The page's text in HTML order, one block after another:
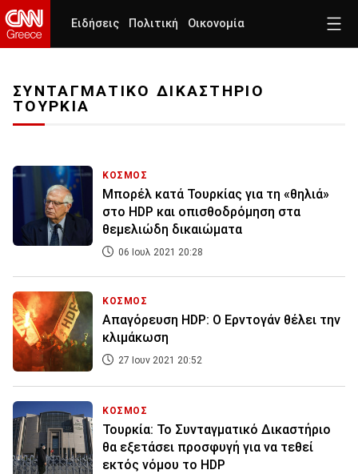
Ειδήσεις Πολιτική Οικονομία
ΣΥΝΤΑΓΜΑΤΙΚΟ ΔΙΚΑΣΤΗΡΙΟ
ΤΟΥΡΚΙΑ
ΚΟΣΜΟΣ
Μπορέλ κατά Τουρκίας για τη «θηλιά»
στο HDP και οπισθοδρόμηση στα
θεμελιώδη δικαιώματα
06 Ιουλ 2021 20:28
ΚΟΣΜΟΣ
Απαγόρευση HDP: Ο Ερντογάν θέλει την
κλιμάκωση
27 Ιουν 2021 20:52
ΚΟΣΜΟΣ
Τουρκία: Το Συνταγματικό Δικαστήριο
θα εξετάσει προσφυγή για να τεθεί
εκτός νόμου το HDP